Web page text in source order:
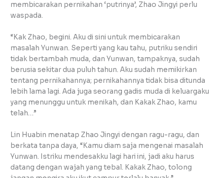
membicarakan pernikahan ‘putrinya’, Zhao Jingyi perlu
waspada.
“Kak Zhao, begini. Aku di sini untuk membicarakan
masalah Yunwan. Seperti yang kau tahu, putriku sendiri
tidak bertambah muda, dan Yunwan, tampaknya, sudah
berusia sekitar dua puluh tahun. Aku sudah memikirkan
tentang pernikahannya; pernikahannya tidak bisa ditunda
lebih lama lagi. Ada juga seorang gadis muda di keluargaku
yang menunggu untuk menikah, dan Kakak Zhao, kamu
telah…”
Lin Huabin menatap Zhao Jingyi dengan ragu-ragu, dan
berkata tanpa daya, “Kamu diam saja mengenai masalah
Yunwan. Istriku mendesakku lagi hari ini, jadi aku harus
datang dengan wajah yang tebal. Kakak Zhao, tolong